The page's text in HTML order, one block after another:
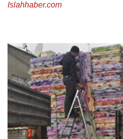
Islahhaber.com